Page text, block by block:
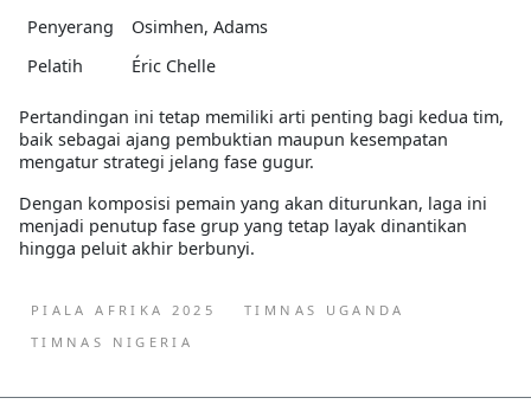
Penyerang
Osimhen, Adams
Pelatih
Éric Chelle
Pertandingan ini tetap memiliki arti penting bagi kedua tim,
baik sebagai ajang pembuktian maupun kesempatan
mengatur strategi jelang fase gugur.
Dengan komposisi pemain yang akan diturunkan, laga ini
menjadi penutup fase grup yang tetap layak dinantikan
hingga peluit akhir berbunyi.
PIALA AFRIKA 2025
TIMNAS UGANDA
TIMNAS NIGERIA